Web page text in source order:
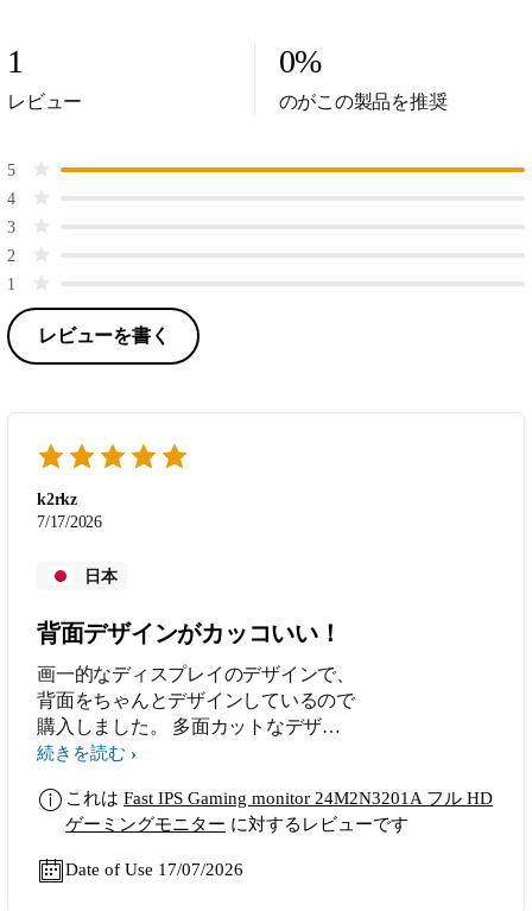
1
レビュー
0%
のがこの製品を推奨
5
4
3
2
1
レビューを書く
k2rkz
7/17/2026
日本
背面デザインがカッコいい！
画一的なディスプレイのデザインで、
背面をちゃんとデザインしているので
購入しました。 多面カットなデザイ
ンで無地なので、インテリアに溶け込
続きを読む
これは Fast IPS Gaming monitor 24M2N3201A フル HD
ゲーミングモニター に対するレビューです
Date of Use 17/07/2026